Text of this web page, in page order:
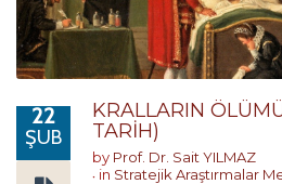
22
ŞUB
KRALLARIN
TARİH)
by Prof. Dr. Sait YILMAZ
in Stratejik Araştırmalar